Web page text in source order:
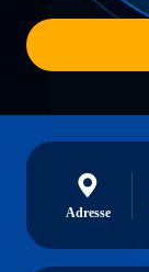
Adresse